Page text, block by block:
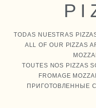
TODAS NUESTRAS
ALL OF OUR PIZZAS
TOUTES NOS PIZZAS
FROMAGE
ПРИГОТОВЛЕННЫЕ